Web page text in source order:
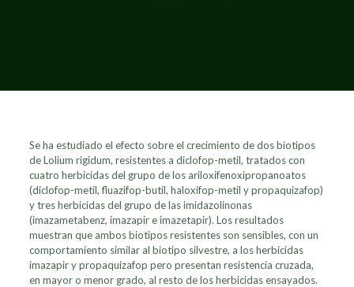
Se ha estudiado el efecto sobre el crecimiento de dos biotipos
de Lolium rigidum, resistentes a diclofop-metil, tratados con
cuatro herbicidas del grupo de los ariloxifenoxipropanoatos
(diclofop-metil, fluazifop-butil, haloxifop-metil y propaquizafop)
y tres herbicidas del grupo de las imidazolinonas
(imazametabenz, imazapir e imazetapir). Los resultados
muestran que ambos biotipos resistentes son sensibles, con un
comportamiento similar al biotipo silvestre, a los herbicidas
imazapir y propaquizafop pero presentan resistencia cruzada,
en mayor o menor grado, al resto de los herbicidas ensayados.